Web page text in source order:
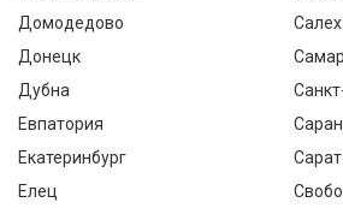
Домодедово
Донецк
Дубна
Евпатория
Екатеринбург
Елец